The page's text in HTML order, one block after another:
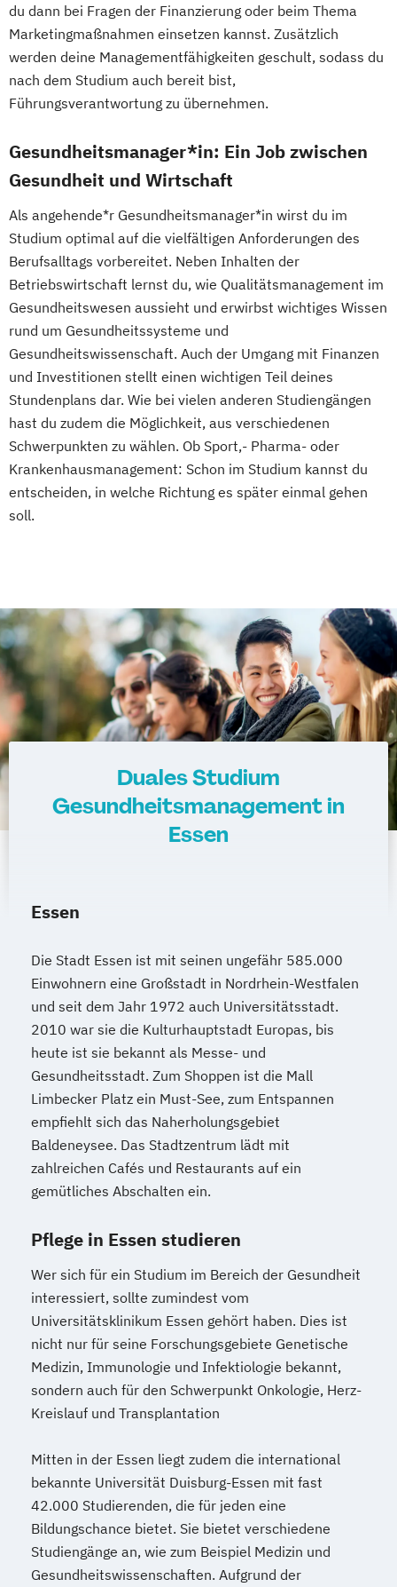
du dann bei Fragen der Finanzierung oder beim Thema
Marketingmaßnahmen einsetzen kannst. Zusätzlich
werden deine Managementfähigkeiten geschult, sodass du
nach dem Studium auch bereit bist,
Führungsverantwortung zu übernehmen.
Gesundheitsmanager*in: Ein Job zwischen
Gesundheit und Wirtschaft
Als angehende*r Gesundheitsmanager*in wirst du im
Studium optimal auf die vielfältigen Anforderungen des
Berufsalltags vorbereitet. Neben Inhalten der
Betriebswirtschaft lernst du, wie Qualitätsmanagement im
Gesundheitswesen aussieht und erwirbst wichtiges Wissen
rund um Gesundheitssysteme und
Gesundheitswissenschaft. Auch der Umgang mit Finanzen
und Investitionen stellt einen wichtigen Teil deines
Stundenplans dar. Wie bei vielen anderen Studiengängen
hast du zudem die Möglichkeit, aus verschiedenen
Schwerpunkten zu wählen. Ob Sport,- Pharma- oder
Krankenhausmanagement: Schon im Studium kannst du
entscheiden, in welche Richtung es später einmal gehen
soll.
Duales Studium
Gesundheitsmanagement in
Essen
Essen
Die Stadt Essen ist mit seinen ungefähr 585.000
Einwohnern eine Großstadt in Nordrhein-Westfalen
und seit dem Jahr 1972 auch Universitätsstadt.
2010 war sie die Kulturhauptstadt Europas, bis
heute ist sie bekannt als Messe- und
Gesundheitsstadt. Zum Shoppen ist die Mall
Limbecker Platz ein Must-See, zum Entspannen
empfiehlt sich das Naherholungsgebiet
Baldeneysee. Das Stadtzentrum lädt mit
zahlreichen Cafés und Restaurants auf ein
gemütliches Abschalten ein.
Pflege in Essen studieren
Wer sich für ein Studium im Bereich der Gesundheit
interessiert, sollte zumindest vom
Universitätsklinikum Essen gehört haben. Dies ist
nicht nur für seine Forschungsgebiete Genetische
Medizin, Immunologie und Infektiologie bekannt,
sondern auch für den Schwerpunkt Onkologie, Herz-
Kreislauf und Transplantation
Mitten in der Essen liegt zudem die international
bekannte Universität Duisburg-Essen mit fast
42.000 Studierenden, die für jeden eine
Bildungschance bietet. Sie bietet verschiedene
Studiengänge an, wie zum Beispiel Medizin und
Gesundheitswissenschaften. Aufgrund der